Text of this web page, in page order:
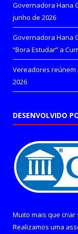
Governadora Hana
junho de 2026
Governadora Hana
“Bora Estudar” a
Vereadores
2026
DESENVOLVIDO
Muito mais que criar
Realizamos uma